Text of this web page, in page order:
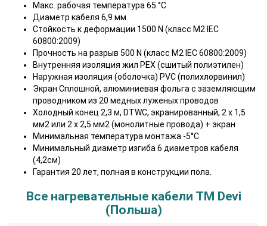
Макс. рабочая температура 65 °C
Диаметр кабеля 6,9 мм
Стойкость к деформации 1500 N (класс М2 IEC
60800:2009)
Прочность на разрыв 500 N (класс М2 IEC 60800:2009)
Внутренняя изоляция жил PEX (сшитый полиэтилен)
Наружная изоляция (оболочка) PVC (полихлорвинил)
Экран Сплошной, алюминиевая фольга с заземляющим
проводником из 20 медных луженых проводов
Холодный конец 2,3 м, DTWC, экранированный, 2 х 1,5
мм2 или 2 х 2,5 мм2 (монолитные провода) + экран
Минимальная температура монтажа -5°C
Минимальный диаметр изгиба 6 диаметров кабеля
(4,2см)
Гарантия 20 лет, полная в конструкции пола.
Все нагревательные кабели ТМ Devi
(Польша)